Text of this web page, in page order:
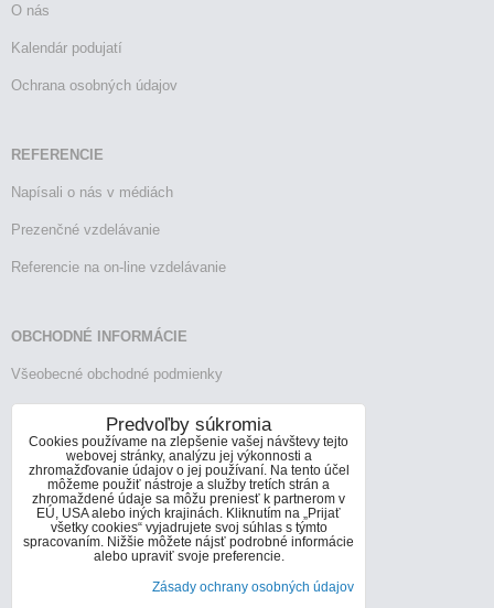
O nás
Kalendár podujatí
Ochrana osobných údajov
REFERENCIE
Napísali o nás v médiách
Prezenčné vzdelávanie
Referencie na on-line vzdelávanie
OBCHODNÉ INFORMÁCIE
Všeobecné obchodné podmienky
Reklamačný poriadok
Vrátenie tovaru
KONTAKTY
Informácie o kontaktoch
Predvoľby súkromia
Cookies používame na zlepšenie vašej návštevy tejto
webovej stránky, analýzu jej výkonnosti a
zhromažďovanie údajov o jej používaní. Na tento účel
môžeme použiť nástroje a služby tretích strán a
zhromaždené údaje sa môžu preniesť k partnerom v
EÚ, USA alebo iných krajinách. Kliknutím na „Prijať
všetky cookies“ vyjadrujete svoj súhlas s týmto
spracovaním. Nižšie môžete nájsť podrobné informácie
alebo upraviť svoje preferencie.
Zásady ochrany osobných údajov